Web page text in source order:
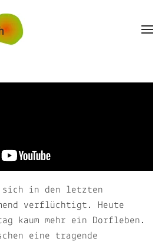
sich in den letzten
verflüchtigt. Heute
kaum mehr ein Dorfleben.
eine tragende